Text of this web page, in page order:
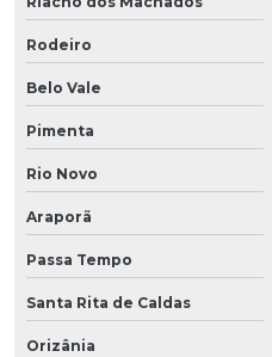
Rodeiro
Belo Vale
Pimenta
Rio Novo
Araporã
Passa Tempo
Santa Rita de Caldas
Orizânia